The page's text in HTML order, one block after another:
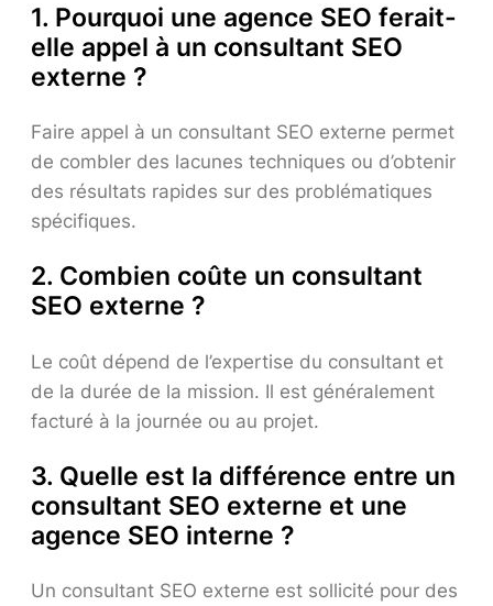
1. Pourquoi une agence SEO ferait-
elle appel à un consultant SEO
externe ?
Faire appel à un consultant SEO externe permet
de combler des lacunes techniques ou d’obtenir
des résultats rapides sur des problématiques
spécifiques.
2. Combien coûte un consultant
SEO externe ?
Le coût dépend de l’expertise du consultant et
de la durée de la mission. Il est généralement
facturé à la journée ou au projet.
3. Quelle est la différence entre un
consultant SEO externe et une
agence SEO interne ?
Un consultant SEO externe est sollicité pour des